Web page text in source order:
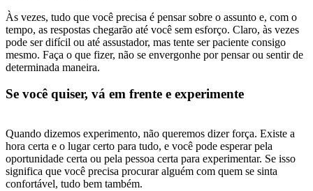
Às vezes, tudo que você precisa é pensar sobre o assunto e, com o
tempo, as respostas chegarão até você sem esforço. Claro, às vezes
pode ser difícil ou até assustador, mas tente ser paciente consigo
mesmo. Faça o que fizer, não se envergonhe por pensar ou sentir de
determinada maneira.
Se você quiser, vá em frente e experimente
Quando dizemos experimento, não queremos dizer força. Existe a
hora certa e o lugar certo para tudo, e você pode esperar pela
oportunidade certa ou pela pessoa certa para experimentar. Se isso
significa que você precisa procurar alguém com quem se sinta
confortável, tudo bem também.